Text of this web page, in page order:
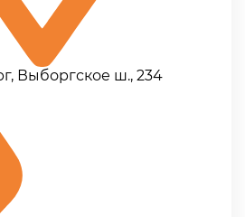
Выборгское ш., 234